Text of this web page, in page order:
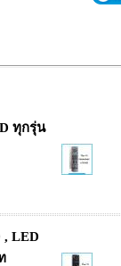
ทุกรุ่น
, LED